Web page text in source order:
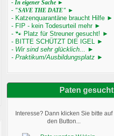
-In eigener Sache ►
- "SAVE THE DATE" ►
- Katzenquarantäne braucht Hilfe ►
- FIP - kein Todesurteil mehr ►
- 🐾 Platz für Streuner gesucht! ►
- BITTE SCHÜTZT DIE IGEL ►
- Wir sind sehr glücklich... ►
- Praktikum/Ausbildungsplatz ►
Paten
Interesse? Dann klicken Sie bitte auf
den Button...